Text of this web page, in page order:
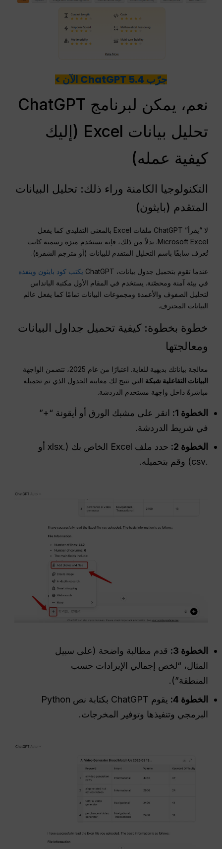
جرّب ChatGPT 5.4 الآن >
نعم، يمكن لبرنامج ChatGPT
تحليل بيانات Excel (إليك
كيفية عمله)
التكنولوجيا الكامنة وراء ذلك: تحليل البيانات
المتقدم (بايثون)
لا “يقرأ” ChatGPT ملفات Excel بالمعنى التقليدي كما يفعل
Microsoft Excel. بدلاً من ذلك، فإنه يستخدم ميزة رسمية كانت
تُعرف سابقًا باسم التحليل المتقدم للبيانات (أو مترجم الشفرة).
عندما تقوم بتحميل جدول بيانات، ChatGPT
يكتب كود بايثون وينفذه
في بيئة آمنة ومحصّنة. يستخدم في المقام الأول مكتبة البانداس
لتحليل الصفوف والأعمدة ومجموعات البيانات تمامًا كما يفعل عالم
البيانات المحترف.
خطوة بخطوة: كيفية تحميل جداول البيانات
ومعالجتها
معالجة بياناتك بديهية للغاية. اعتبارًا من عام 2025، تتضمن الواجهة
البيانات التفاعلية شبكة التي تتيح لك معاينة الجدول الذي تم تحميله
مباشرةً داخل واجهة مستخدم الدردشة.
الخطوة 1:
انقر على مشبك الورق أو أيقونة “+”
في شريط الدردشة.
الخطوة 2:
حدد ملف Excel الخاص بك (.xlsx أو
.csv) وقم بتحميله.
الخطوة 3:
قدم مطالبة واضحة (على سبيل
المثال، “لخص إجمالي الإيرادات حسب
المنطقة”).
الخطوة 4:
يقوم ChatGPT بكتابة نص Python
البرمجي وتنفيذها وتوفير المخرجات.